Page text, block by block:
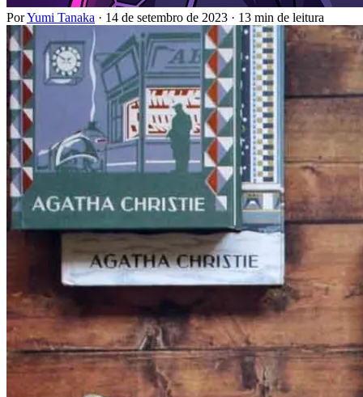
PorYumi Tanaka · 14 de setembro de 2023 · 13 min de leitura